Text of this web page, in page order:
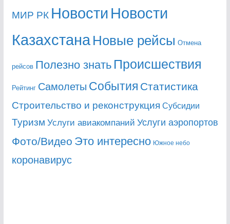
МИР РК Новости Новости
Казахстана Новые рейсы Отмена
рейсов Полезно знать Происшествия
Рейтинг Самолеты События Статистика
Строительство и реконструкция Субсидии
Туризм Услуги авиакомпаний Услуги аэропортов
Фото/Видео Это интересно Южное небо
коронавирус